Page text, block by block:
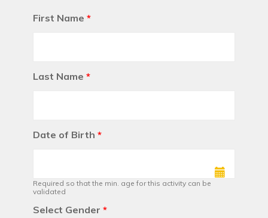
First Name *
Last Name *
Date of Birth *
Required so that the min. age for this activity can be
validated
Select Gender *